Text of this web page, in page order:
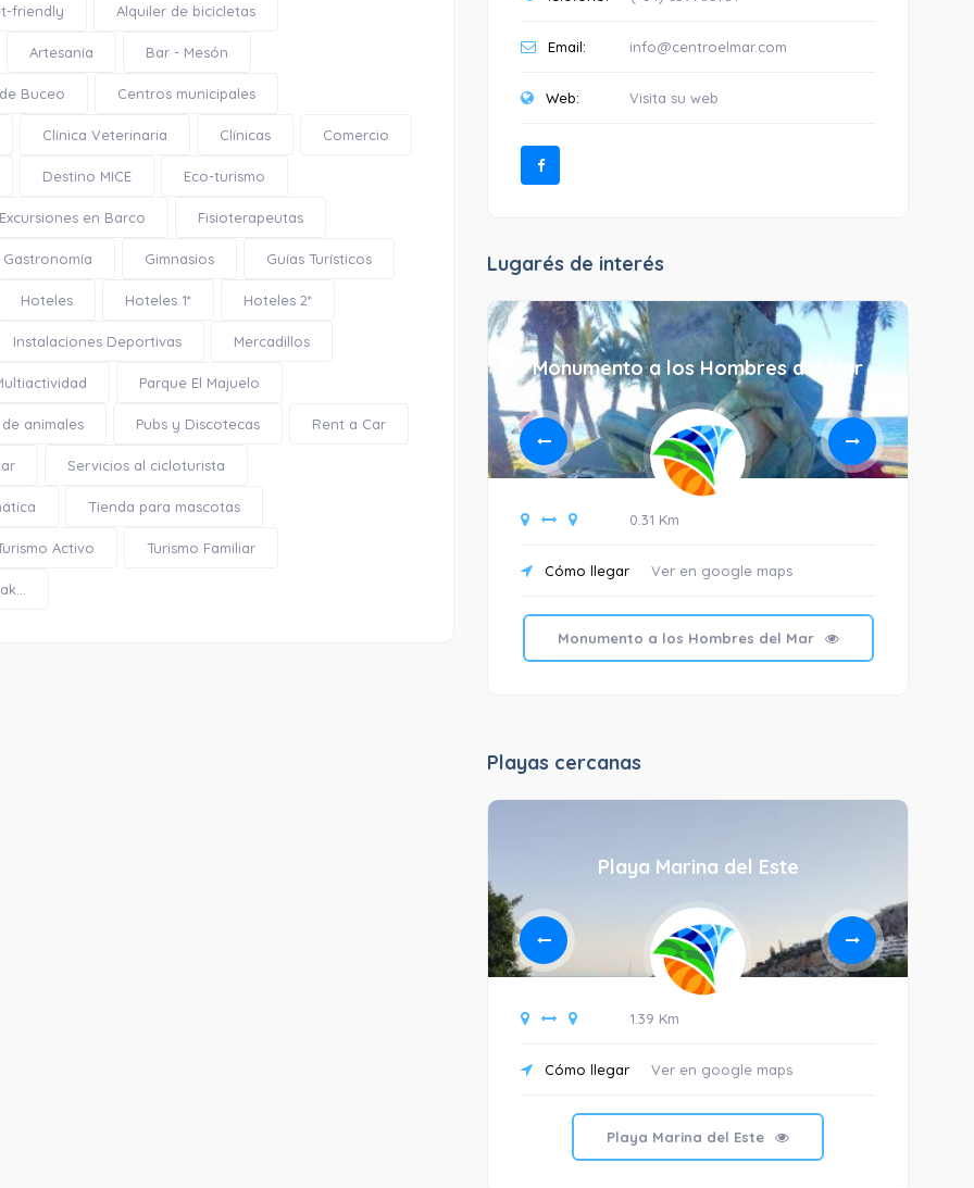
friendly Alquiler de bicicletas
Artesanía Bar - Mesón
Buceo Centros municipales
Clínica Veterinaria Clínicas Comercio
Destino MICE Eco-turismo
Excursiones en Barco Fisioterapeutas
Gastronomía Gimnasios Guías Turísticos
Hoteles Hoteles 1* Hoteles 2*
Instalaciones Deportivas Mercadillos
Parque El Majuelo
animales Pubs y Discotecas Rent a Car
Servicios al cicloturista
Tienda para mascotas
Activo Turismo Familiar
Email: info@centroelmar.com
Web: Visita su web
Lugarés de interés
flores en el campo»
0.25 Km
Monumento a los Hombres del Mar
0.31 Km
Cómo llegar Ver en google maps
Monumento a los Hombres del Mar
Playas cercanas
Playa Marina del Este
1.39 Km
Cómo llegar Ver en google maps
Playa Marina del Este